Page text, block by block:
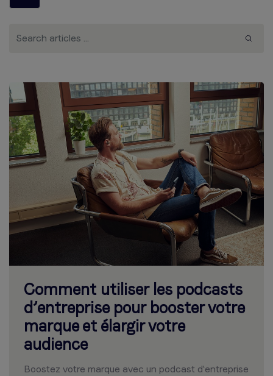
Comment utiliser les podcasts
d’entreprise pour booster votre
marque et élargir votre
audience
Boostez votre marque avec un podcast d'entreprise